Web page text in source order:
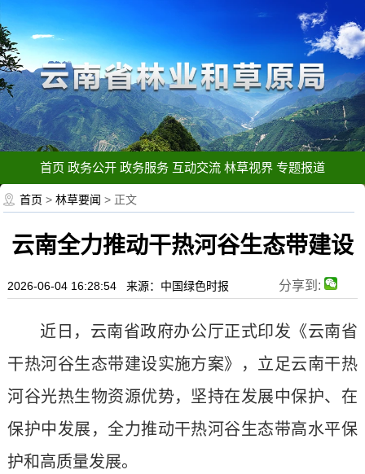
首页 政务公开 政务服务 互动交流 林草视界 专题报道
首页 >林草要闻 > 正文
云南全力推动干热河谷生态带建设
2026-06-04 16:28:54 来源：中国绿色时报 分享到:
近日，云南省政府办公厅正式印发《云南省
干热河谷生态带建设实施方案》，立足云南干热
河谷光热生物资源优势，坚持在发展中保护、在
保护中发展，全力推动干热河谷生态带高水平保
护和高质量发展。